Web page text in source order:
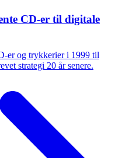
CD-er til digitale
er og trykkerier i 1999 til
strategi 20 år senere.